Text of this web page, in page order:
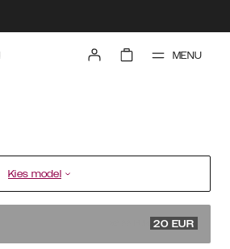
MENU
Kies model
20 EUR